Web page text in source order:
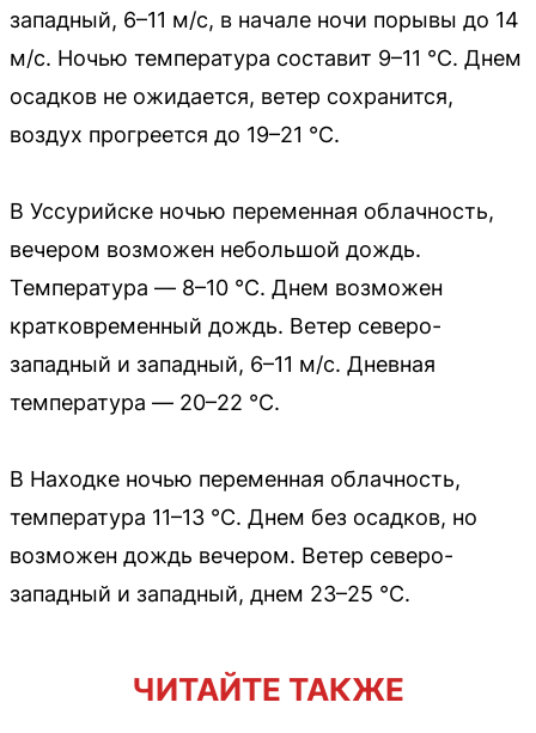
западный, 6–11 м/с, в начале ночи порывы до 14
м/с. Ночью температура составит 9–11 °C. Днем
осадков не ожидается, ветер сохранится,
воздух прогреется до 19–21 °C.
В Уссурийске ночью переменная облачность,
вечером возможен небольшой дождь.
Температура — 8–10 °C. Днем возможен
кратковременный дождь. Ветер северо-
западный и западный, 6–11 м/с. Дневная
температура — 20–22 °C.
В Находке ночью переменная облачность,
температура 11–13 °C. Днем без осадков, но
возможен дождь вечером. Ветер северо-
западный и западный, днем 23–25 °C.
ЧИТАЙТЕ ТАКЖЕ